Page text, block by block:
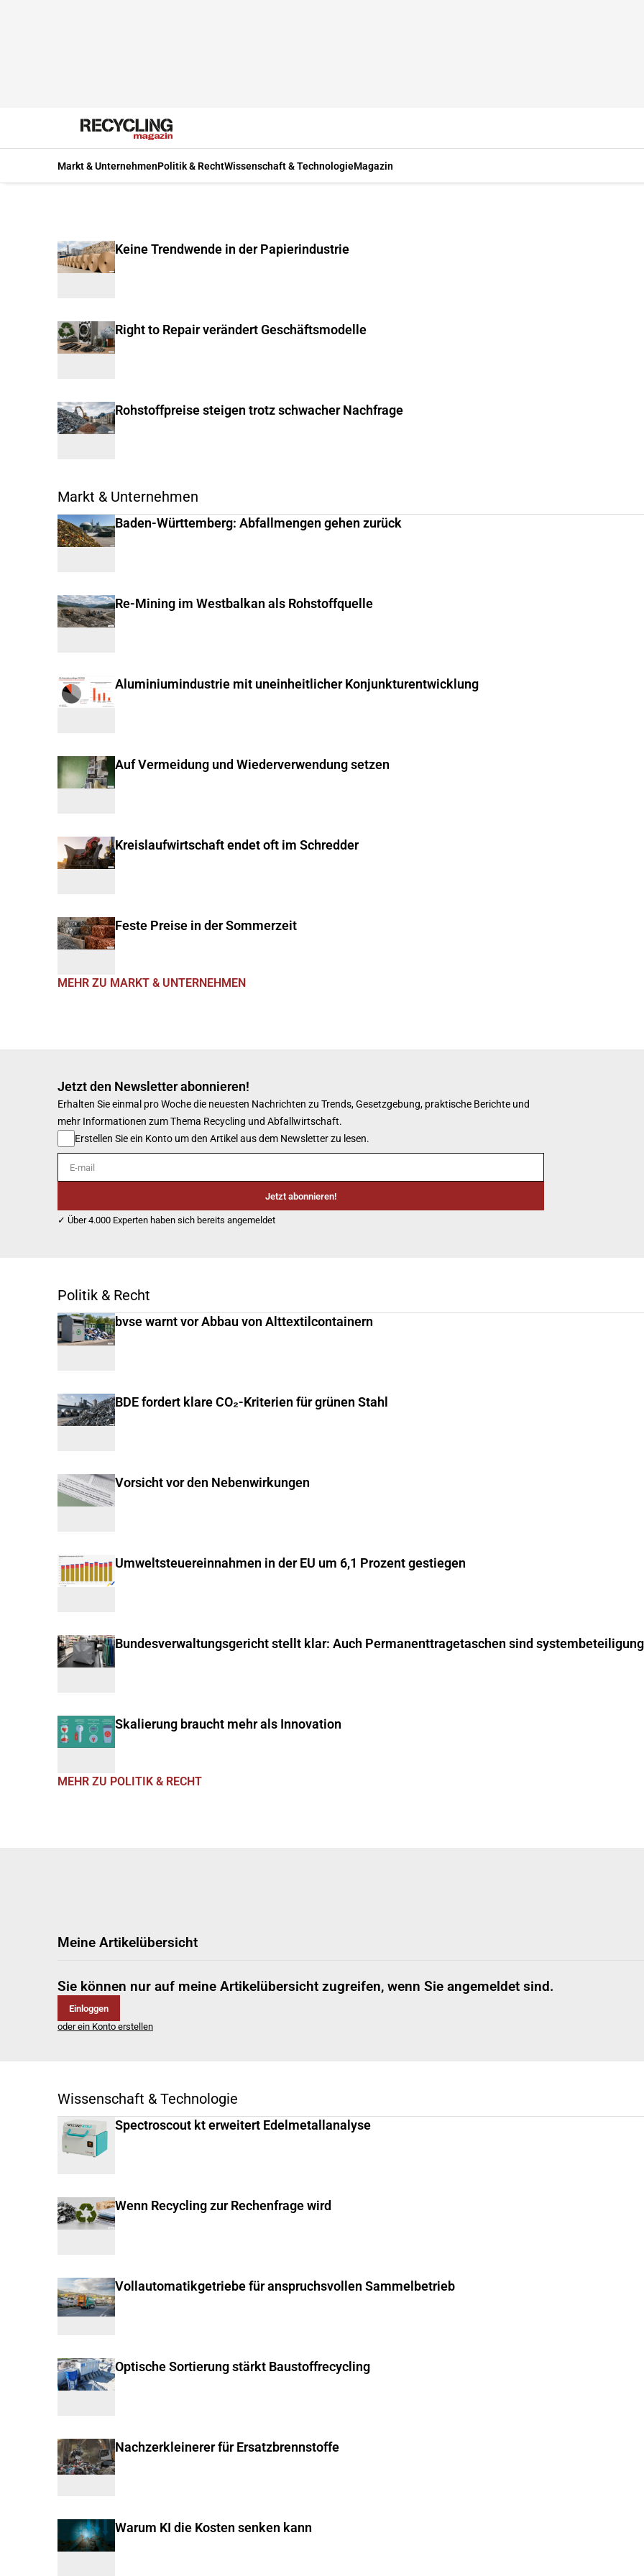
Markt & UnternehmenPolitik & RechtWissenschaft & TechnologieMagazin
Keine Trendwende in der Papierindustrie
Right to Repair verändert Geschäftsmodelle
Rohstoffpreise steigen trotz schwacher Nachfrage
Markt & Unternehmen
Baden-Württemberg: Abfallmengen gehen zurück
Re-Mining im Westbalkan als Rohstoffquelle
Aluminiumindustrie mit uneinheitlicher Konjunkturentwicklung
Auf Vermeidung und Wiederverwendung setzen
Kreislaufwirtschaft endet oft im Schredder
Feste Preise in der Sommerzeit
MEHR ZU MARKT & UNTERNEHMEN
Jetzt den Newsletter abonnieren!
Erhalten Sie einmal pro Woche die neuesten Nachrichten zu Trends, Gesetzgebung, praktische Berichte und
mehr Informationen zum Thema Recycling und Abfallwirtschaft.
Erstellen Sie ein Konto um den Artikel aus dem Newsletter zu lesen.
E-mail
Jetzt abonnieren!
✓ Über 4.000 Experten haben sich bereits angemeldet
Politik & Recht
bvse warnt vor Abbau von Alttextilcontainern
BDE fordert klare CO₂-Kriterien für grünen Stahl
Vorsicht vor den Nebenwirkungen
Umweltsteuereinnahmen in der EU um 6,1 Prozent gestiegen
Bundesverwaltungsgericht stellt klar: Auch Permanenttragetaschen sind
Skalierung braucht mehr als Innovation
MEHR ZU POLITIK & RECHT
Meine Artikelübersicht
Sie können nur auf meine Artikelübersicht zugreifen, wenn Sie angemeldet sind.
Einloggen
oder ein Konto erstellen
Wissenschaft & Technologie
Spectroscout kt erweitert Edelmetallanalyse
Wenn Recycling zur Rechenfrage wird
Vollautomatikgetriebe für anspruchsvollen Sammelbetrieb
Optische Sortierung stärkt Baustoffrecycling
Nachzerkleinerer für Ersatzbrennstoffe
Warum KI die Kosten senken kann